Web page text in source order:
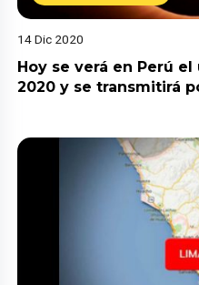
14 Dic 2020
Hoy se verá en Perú
2020 y se transmitirá